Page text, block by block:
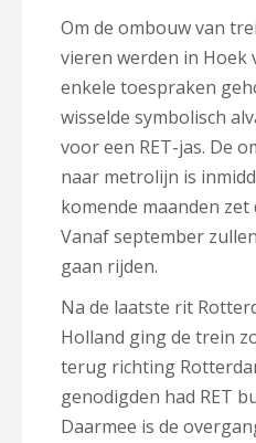
Om de ombouw van
vieren werden in Hoek
enkele toespraken
wisselde symbolisch
voor een RET-jas. De
naar metrolijn is
komende maanden zet
Vanaf september
gaan rijden.
Na de laatste rit
Holland ging de trein
terug richting
genodigden had RET
Daarmee is de